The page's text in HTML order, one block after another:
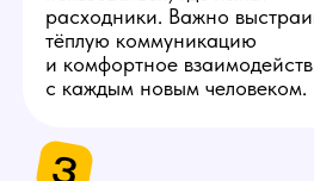
К СОИСКАТЕЛЮ